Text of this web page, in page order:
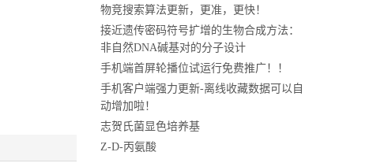
物竞搜索算法更新，更准，更快！
接近遗传密码符号扩增的生物合成方法：
非自然DNA碱基对的分子设计
手机端首屏轮播位试运行免费推广！！
手机客户端强力更新-离线收藏数据可以自
动增加啦！
志贺氏菌显色培养基
Z-D-丙氨酸